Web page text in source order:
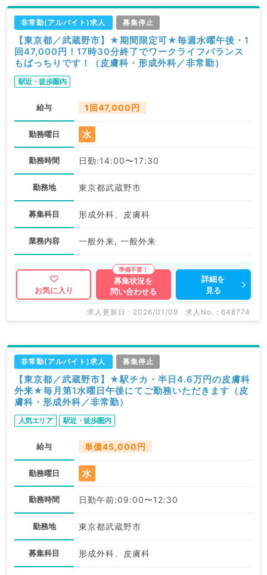
非常勤(アルバイト)求人 募集停止
【東京都／武蔵野市】★期間限定可★毎週水曜午後・1
回47,000円！17時30分終了でワークライフバランス
もばっちりです！（皮膚科・形成外科／非常勤）
駅近・徒歩圏内
給与 1回47,000円
勤務曜日 水
勤務時間 日勤:14:00〜17:30
勤務地 東京都武蔵野市
募集科目 形成外科、皮膚科
業務内容 一般外来, 一般外来
お気に入り
募集状況を
問い合わせる
詳細を
見る
求人更新日 : 2026/01/09 求人No. : 648774
非常勤(アルバイト)求人 募集停止
【東京都／武蔵野市】★駅チカ・半日4.6万円の皮膚科
外来★毎月第1水曜日午後にてご勤務いただきます（皮
膚科・形成外科／非常勤）
人気エリア 駅近・徒歩圏内
給与 単価45,000円
勤務曜日 水
勤務時間 日勤午前:09:00〜12:30
勤務地 東京都武蔵野市
募集科目 形成外科、皮膚科